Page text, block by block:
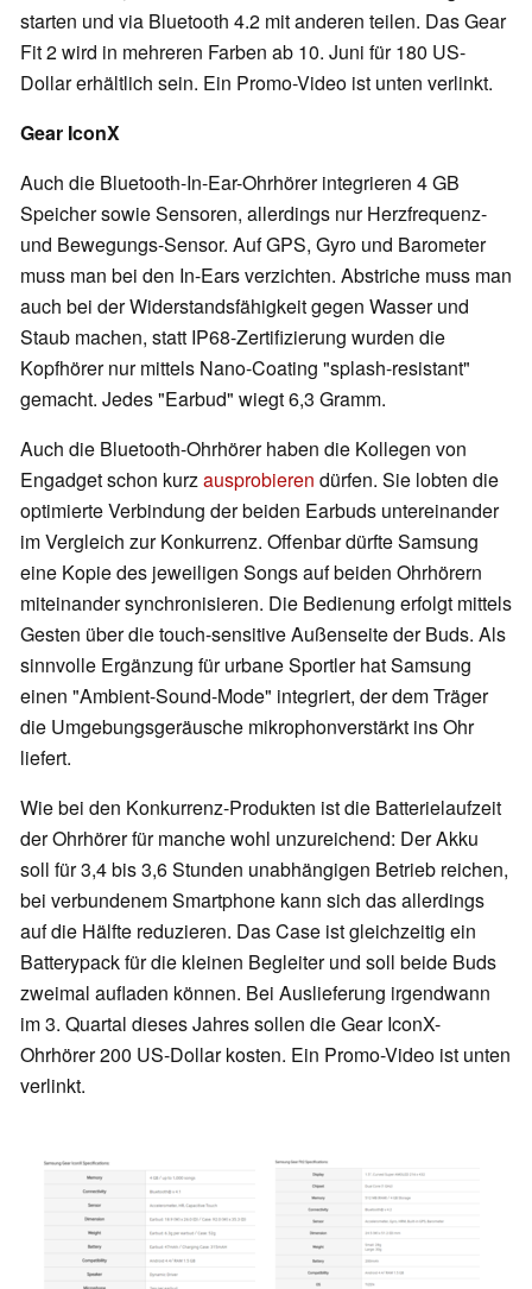
starten und via Bluetooth 4.2 mit anderen teilen. Das Gear
Fit 2 wird in mehreren Farben ab 10. Juni für 180 US-
Dollar erhältlich sein. Ein Promo-Video ist unten verlinkt.
Gear IconX
Auch die Bluetooth-In-Ear-Ohrhörer integrieren 4 GB
Speicher sowie Sensoren, allerdings nur Herzfrequenz-
und Bewegungs-Sensor. Auf GPS, Gyro und Barometer
muss man bei den In-Ears verzichten. Abstriche muss man
auch bei der Widerstandsfähigkeit gegen Wasser und
Staub machen, statt IP68-Zertifizierung wurden die
Kopfhörer nur mittels Nano-Coating "splash-resistant"
gemacht. Jedes "Earbud" wiegt 6,3 Gramm.
Auch die Bluetooth-Ohrhörer haben die Kollegen von
Engadget schon kurzausprobieren dürfen. Sie lobten die
optimierte Verbindung der beiden Earbuds untereinander
im Vergleich zur Konkurrenz. Offenbar dürfte Samsung
eine Kopie des jeweiligen Songs auf beiden Ohrhörern
miteinander synchronisieren. Die Bedienung erfolgt mittels
Gesten über die touch-sensitive Außenseite der Buds. Als
sinnvolle Ergänzung für urbane Sportler hat Samsung
einen "Ambient-Sound-Mode" integriert, der dem Träger
die Umgebungsgeräusche mikrophonverstärkt ins Ohr
liefert.
Wie bei den Konkurrenz-Produkten ist die Batterielaufzeit
der Ohrhörer für manche wohl unzureichend: Der Akku
soll für 3,4 bis 3,6 Stunden unabhängigen Betrieb reichen,
bei verbundenem Smartphone kann sich das allerdings
auf die Hälfte reduzieren. Das Case ist gleichzeitig ein
Batterypack für die kleinen Begleiter und soll beide Buds
zweimal aufladen können. Bei Auslieferung irgendwann
im 3. Quartal dieses Jahres sollen die Gear IconX-
Ohrhörer 200 US-Dollar kosten. Ein Promo-Video ist unten
verlinkt.